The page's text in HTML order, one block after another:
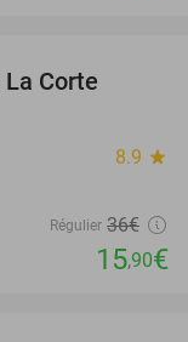
Corte
8.9 star
Régulier 36€
15,90€